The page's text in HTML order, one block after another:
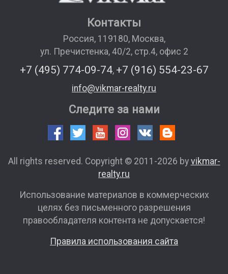
Контакты
Россия, 119180, Москва,
ул. Пречистенка, 40/2, стр.4, офис 2
+7 (495) 774-09-74, +7 (916) 554-23-67
info@vikmar-realty.ru
Следите за нами
All rights reserved. Copyright © 2011-2026 by vikmar-
realty.ru
Использование материалов в коммерческих
целях без письменного разрешения
правообладателя контента не допускается!
Правила использования сайта